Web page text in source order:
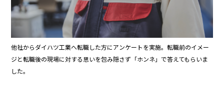
他社からダイハツ工業へ転職した方にアンケートを実施。転職前のイメー
ジと転職後の現場に対する思いを包み隠さず「ホンネ」で答えてもらいま
した。